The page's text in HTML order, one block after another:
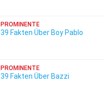
PROMINENTE
39 Fakten Über Boy Pablo
PROMINENTE
39 Fakten Über Bazzi